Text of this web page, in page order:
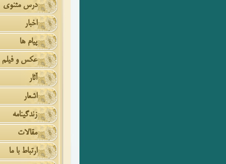
درس مثنوی
اخبار
پیام ها
عکس و فیلم
آثار
اشعار
زندگینامه
مقالات
ارتباط با ما